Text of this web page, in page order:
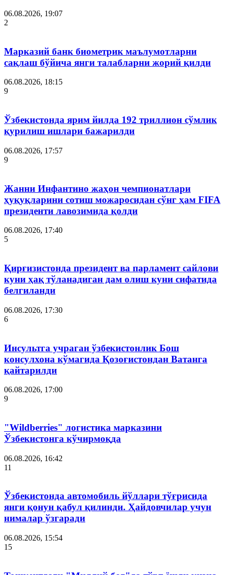
06.08.2026, 19:07
2
Марказий банк биометрик маълумотларни
сақлаш бўйича янги талабларни жорий қилди
06.08.2026, 18:15
9
Ўзбекистонда ярим йилда 192 триллион сўмлик
қурилиш ишлари бажарилди
06.08.2026, 17:57
9
Жанни Инфантино жаҳон чемпионатлари
ҳуқуқларини сотиш можаросидан сўнг ҳам FIFA
президенти лавозимида қолди
06.08.2026, 17:40
5
Қирғизистонда президент ва парламент сайлови
куни ҳақ тўланадиган дам олиш куни сифатида
белгиланди
06.08.2026, 17:30
6
Инсультга учраган ўзбекистонлик Бош
консулхона кўмагида Қозоғистондан Ватанга
қайтарилди
06.08.2026, 17:00
9
"Wildberries" логистика марказини
Ўзбекистонга кўчирмоқда
06.08.2026, 16:42
11
Ўзбекистонда автомобиль йўллари тўғрисида
янги қонун қабул қилинди. Ҳайдовчилар учун
нималар ўзгаради
06.08.2026, 15:54
15